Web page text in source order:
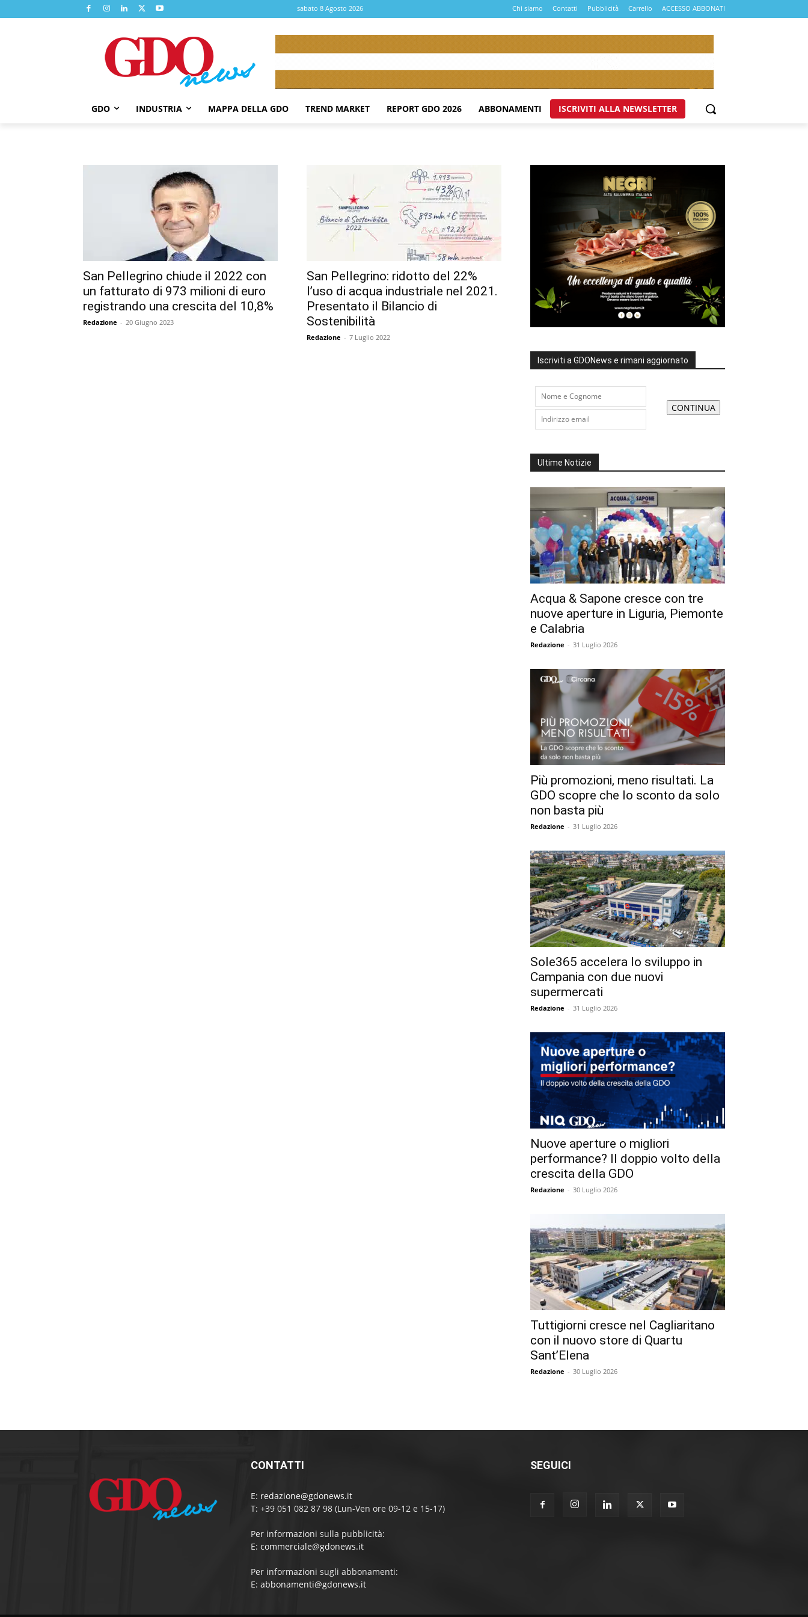
sabato 8 Agosto 2026 Chi siamo Contatti Pubblicità Carrello ACCESSO ABBONATI
GDO INDUSTRIA MAPPA DELLA GDO TREND MARKET REPORT GDO 2026 ABBONAMENTI ISCRIVITI ALLA NEWSLETTER
San Pellegrino chiude il 2022 con
un fatturato di 973 milioni di euro
registrando una crescita del 10,8%
Redazione - 20 Giugno 2023
San Pellegrino: ridotto del 22%
l’uso di acqua industriale nel 2021.
Presentato il Bilancio di
Sostenibilità
Redazione - 7 Luglio 2022
Iscriviti a GDONews e rimani aggiornato
Ultime Notizie
Acqua & Sapone cresce con tre
nuove aperture in Liguria, Piemonte
e Calabria
Redazione - 31 Luglio 2026
Più promozioni, meno risultati. La
GDO scopre che lo sconto da solo
non basta più
Redazione - 31 Luglio 2026
Sole365 accelera lo sviluppo in
Campania con due nuovi
supermercati
Redazione - 31 Luglio 2026
Nuove aperture o migliori
performance? Il doppio volto della
crescita della GDO
Redazione - 30 Luglio 2026
Tuttigiorni cresce nel Cagliaritano
con il nuovo store di Quartu
Sant’Elena
Redazione - 30 Luglio 2026
CONTATTI
E: redazione@gdonews.it
T: +39 051 082 87 98 (Lun-Ven ore 09-12 e 15-17)
Per informazioni sulla pubblicità:
E: commerciale@gdonews.it
Per informazioni sugli abbonamenti:
E: abbonamenti@gdonews.it
SEGUICI